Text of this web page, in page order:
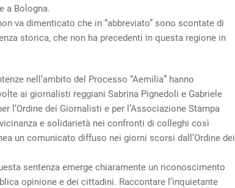
a Bologna.
va dimenticato che in “abbreviato” sono scontate di
storica, che non ha precedenti in questa regione in
nell’ambito del Processo “Aemilia” hanno
ai giornalisti reggiani Sabrina Pignedoli e Gabriele
l’Ordine dei Giornalisti e per l’Associazione Stampa
e solidarietà nei confronti di colleghi così
un comunicato diffuso nei giorni scorsi dall’Ordine dei
sentenza emerge chiaramente un riconoscimento
opinione e dei cittadini. Raccontare l’inquietante